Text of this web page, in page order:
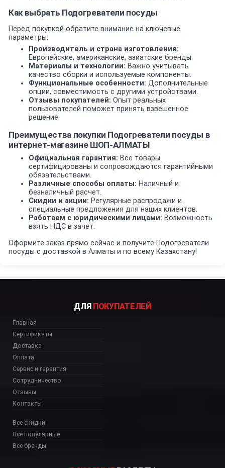
Как выбрать Подогреватели посуды
Перед покупкой обратите внимание на ключевые
параметры:
Производитель и страна изготовления:
Европейские, американские, азиатские бренды.
Материалы и технологии: Важно учитывать
качество сборки и используемые компоненты.
Функциональные особенности: Дополнительные
опции, совместимость с другими устройствами.
Отзывы покупателей: Опыт реальных
пользователей поможет принять взвешенное
решение.
Преимущества покупки Подогреватели посуды в
интернет-магазине ШОП-АЛМАТЫ
Официальная гарантия: Все товары
сертифицированы и сопровождаются гарантийными
обязательствами.
Различные способы оплаты: Наличный и
безналичный расчет.
Скидки и акции: Регулярные распродажи и
специальные предложения для наших клиентов.
Работаем с юридическими лицами: Возможность
взять НДС в зачет.
Оформите заказ прямо сейчас и получите Подогреватели
посуды с доставкой в Алматы и по всему Казахстану!
ДЛЯ ПОКУПАТЕЛЕЙ
Главная
Сертификаты
Доставка
Оплата
Сервис и гарантия
Сотрудничество
Отзывы
Контакты
Все скидки
Все популярные
Все бренды